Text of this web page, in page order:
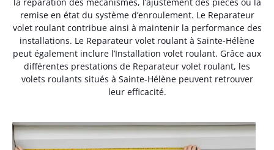
remise en état du système d’enroulement. Le Reparateur
volet roulant contribue ainsi à maintenir la performance des
installations. Le Reparateur volet roulant à Sainte-Hélène
peut également inclure l’Installation volet roulant. Grâce aux
différentes prestations de Reparateur volet roulant, les
volets roulants situés à Sainte-Hélène peuvent retrouver
leur efficacité.